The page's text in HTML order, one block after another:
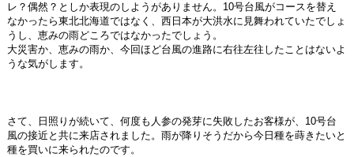
レ？偶然？としか表現のしようがありません。10号台風がコースを替え
なかったら東北北海道ではなく、西日本が大洪水に見舞われていたでしょ
うし、恵みの雨どころではなかったでしょう。
大災害か、恵みの雨か、今回ほど台風の進路に右往左往したことはないよ
うな気がします。
さて、日照りが続いて、何度も人参の発芽に失敗したお客様が、10号台
風の接近と共に来店されました。雨が降りそうだから今日種を蒔きたいと
種を買いに来られたのです。